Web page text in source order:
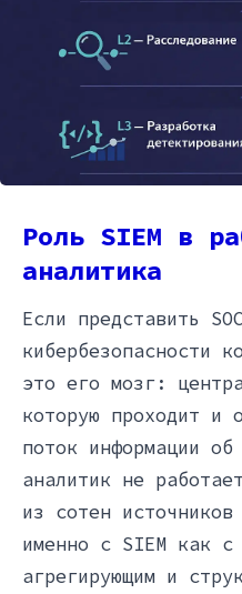
Роль SIEM в
аналитика
Если представить
кибербезопасности
это его мозг:
которую проходит и
поток информации об
аналитик не
из сотен
именно с SIEM как с
агрегирующим и